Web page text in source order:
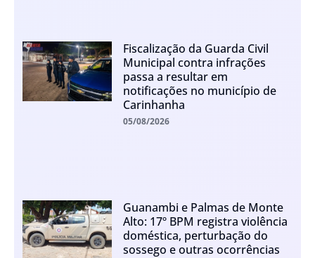
Fiscalização da Guarda Civil
Municipal contra infrações
passa a resultar em
notificações no município de
Carinhanha
05/08/2026
Guanambi e Palmas de Monte
Alto: 17º BPM registra violência
doméstica, perturbação do
sossego e outras ocorrências